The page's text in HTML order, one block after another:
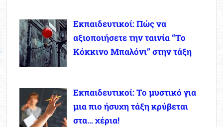
Εκπαιδευτικοί: Πώς να
αξιοποιήσετε την ταινία “Το
Κόκκινο Μπαλόνι” στην τάξη
Εκπαιδευτικοί: Το μυστικό για
μια πιο ήσυχη τάξη κρύβεται
στα… χέρια!